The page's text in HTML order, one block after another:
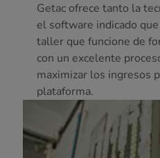
Getac ofrece tanto la
el software indicado
taller que funcione de
con un excelente
maximizar los ingresos
plataforma.